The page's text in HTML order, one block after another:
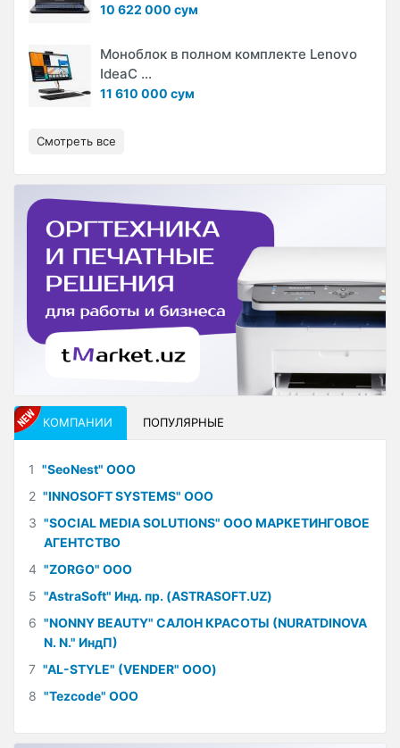
10 622 000 сум
Моноблок в полном комплекте Lenovo
IdeaC ...
11 610 000 сум
Смотреть все
КОМПАНИИ ПОПУЛЯРНЫЕ
1 "SeoNest" ООО
2 "INNOSOFT SYSTEMS" ООО
3 "SOCIAL MEDIA SOLUTIONS" ООО МАРКЕТИНГОВОЕ
АГЕНТСТВО
4 "ZORGO" ООО
5 "AstraSoft" Инд. пр. (ASTRASOFT.UZ)
6 "NONNY BEAUTY" САЛОН КРАСОТЫ (NURATDINOVA
N. N." ИндП)
7 "AL-STYLE" (VENDER" ООО)
8 "Tezcode" ООО